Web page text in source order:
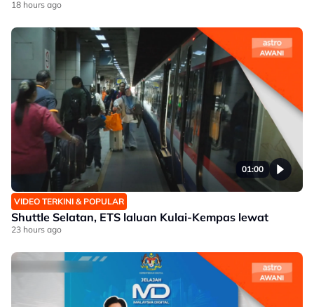
18 hours ago
01:00
VIDEO TERKINI & POPULAR
Shuttle Selatan, ETS laluan Kulai-Kempas lewat
23 hours ago